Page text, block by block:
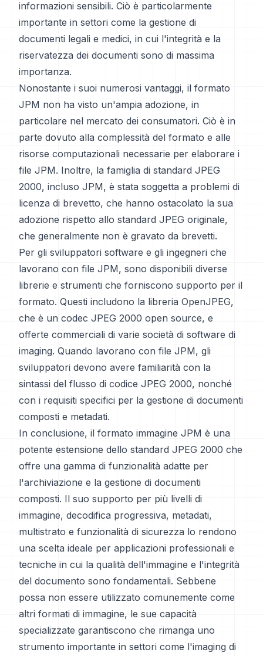
informazioni sensibili. Ciò è particolarmente
importante in settori come la gestione di
documenti legali e medici, in cui l'integrità e la
riservatezza dei documenti sono di massima
importanza.
Nonostante i suoi numerosi vantaggi, il formato
JPM non ha visto un'ampia adozione, in
particolare nel mercato dei consumatori. Ciò è in
parte dovuto alla complessità del formato e alle
risorse computazionali necessarie per elaborare i
file JPM. Inoltre, la famiglia di standard JPEG
2000, incluso JPM, è stata soggetta a problemi di
licenza di brevetto, che hanno ostacolato la sua
adozione rispetto allo standard JPEG originale,
che generalmente non è gravato da brevetti.
Per gli sviluppatori software e gli ingegneri che
lavorano con file JPM, sono disponibili diverse
librerie e strumenti che forniscono supporto per il
formato. Questi includono la libreria OpenJPEG,
che è un codec JPEG 2000 open source, e
offerte commerciali di varie società di software di
imaging. Quando lavorano con file JPM, gli
sviluppatori devono avere familiarità con la
sintassi del flusso di codice JPEG 2000, nonché
con i requisiti specifici per la gestione di documenti
composti e metadati.
In conclusione, il formato immagine JPM è una
potente estensione dello standard JPEG 2000 che
offre una gamma di funzionalità adatte per
l'archiviazione e la gestione di documenti
composti. Il suo supporto per più livelli di
immagine, decodifica progressiva, metadati,
multistrato e funzionalità di sicurezza lo rendono
una scelta ideale per applicazioni professionali e
tecniche in cui la qualità dell'immagine e l'integrità
del documento sono fondamentali. Sebbene
possa non essere utilizzato comunemente come
altri formati di immagine, le sue capacità
specializzate garantiscono che rimanga uno
strumento importante in settori come l'imaging di